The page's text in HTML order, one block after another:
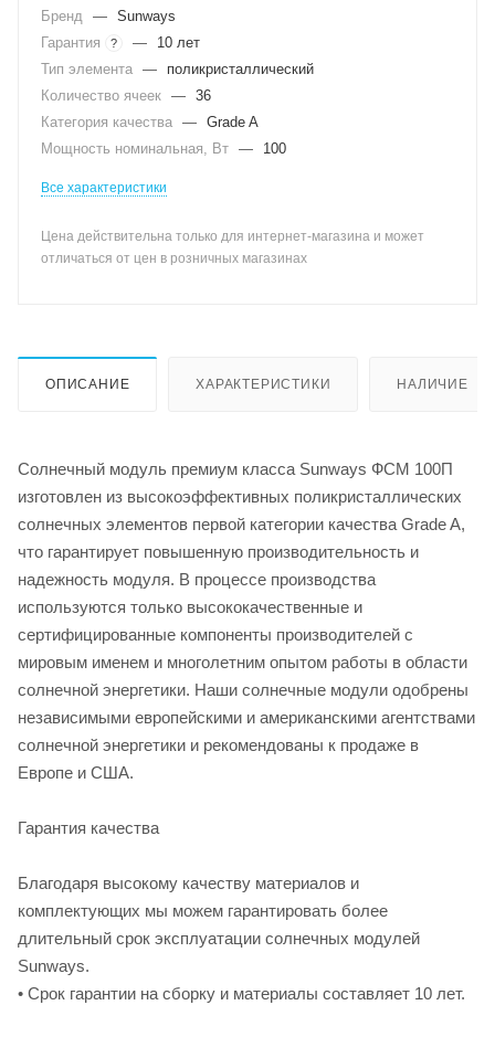
Бренд — Sunways
Гарантия
? —
10 лет
Тип элемента —
поликристаллический
Количество ячеек — 36
Категория качества — Grade A
Мощность номинальная, Вт — 100
Все характеристики
Цена действительна только для интернет-магазина и может
отличаться от цен в розничных магазинах
ОПИСАНИЕ ХАРАКТЕРИСТИКИ НАЛИЧИЕ
Солнечный модуль премиум класса Sunways ФСМ 100П
изготовлен из высокоэффективных поликристаллических
солнечных элементов первой категории качества Grade A,
что гарантирует повышенную производительность и
надежность модуля. В процессе производства
используются только высококачественные и
сертифицированные компоненты производителей с
мировым именем и многолетним опытом работы в области
солнечной энергетики. Наши солнечные модули одобрены
независимыми европейскими и американскими агентствами
солнечной энергетики и рекомендованы к продаже в
Европе и США.
Гарантия качества
Благодаря высокому качеству материалов и
комплектующих мы можем гарантировать более
длительный срок эксплуатации солнечных модулей
Sunways.
• Срок гарантии на сборку и материалы составляет 10 лет.